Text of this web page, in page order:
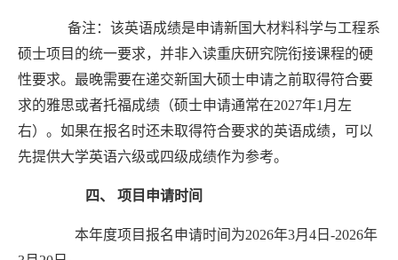
备注： 该英语成绩是申请新国大材料科学与工程系
硕士项目的统一要求，并非入读重庆研究院衔接课程的硬
性要求。 最晚需要在递交新国大硕士申请之前取得符合要
求的雅思或者托福成绩 （硕士申请通常在2027年1月左
右） 。如果在报名时还未取得符合要求的英语成绩，可以
先提供大学英语六级或四级成绩作为参考。
四、 项目申请时间
本年度项目报名申请时间为2026年3月 4 日 -2026年